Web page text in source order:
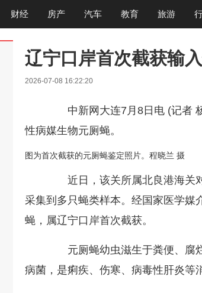
财经 房产 汽车 教育 旅游
辽宁口岸首次截获输
2026-07-08 16:22:20
中新网大连7月8日电 (记者 杨
性病媒生物元厕蝇。
图为首次截获的元厕蝇鉴定照片。程晓兰 摄
近日，该关所属北良港海关对
采集到多只蝇类样本。经国家医学媒
蝇，属辽宁口岸首次截获。
元厕蝇幼虫滋生于粪便、腐烂
病菌，是痢疾、伤寒、病毒性肝炎等